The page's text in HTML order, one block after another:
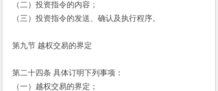
（二）投资指令的内容；
（三）投资指令的发送、确认及执行程序。
第九节 越权交易的界定
第二十四条 具体订明下列事项：
（一）越权交易的界定；